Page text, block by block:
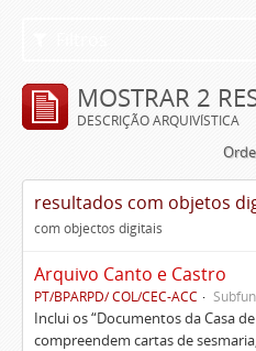
MOSTRAR 2
DESCRIÇÃO ARQUIVÍSTICA
resultados com objetos
com objectos digitais
Arquivo Canto e Castro
PT/BPARPD/ COL/CEC-ACC
Inclui os “Documentos da Casa
compreendem cartas de